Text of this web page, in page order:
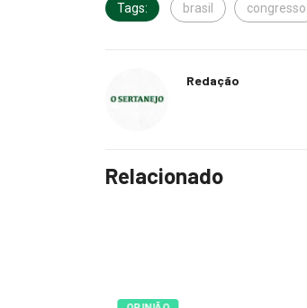
Tags: brasil congresso
Redação
Relacionado